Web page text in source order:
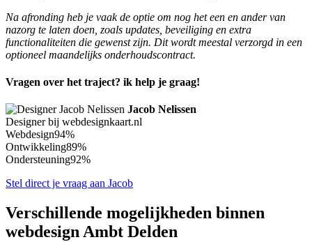
Na afronding heb je vaak de optie om nog het een en ander van
nazorg te laten doen, zoals updates, beveiliging en extra
functionaliteiten die gewenst zijn. Dit wordt meestal verzorgd in een
optioneel maandelijks onderhoudscontract.
Vragen over het traject? ik help je graag!
Jacob Nelissen
Designer bij webdesignkaart.nl
Webdesign94%
Ontwikkeling89%
Ondersteuning92%
Stel direct je vraag aan Jacob
Verschillende mogelijkheden binnen
webdesign Ambt Delden